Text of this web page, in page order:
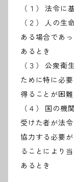
（１） 法令に
（２） 人の生
ある場合であ
あるとき
（３） 公衆衛
ために特に必
得ることが困
（４） 国の機
受けた者が法
協力する必要
ることにより
あるとき